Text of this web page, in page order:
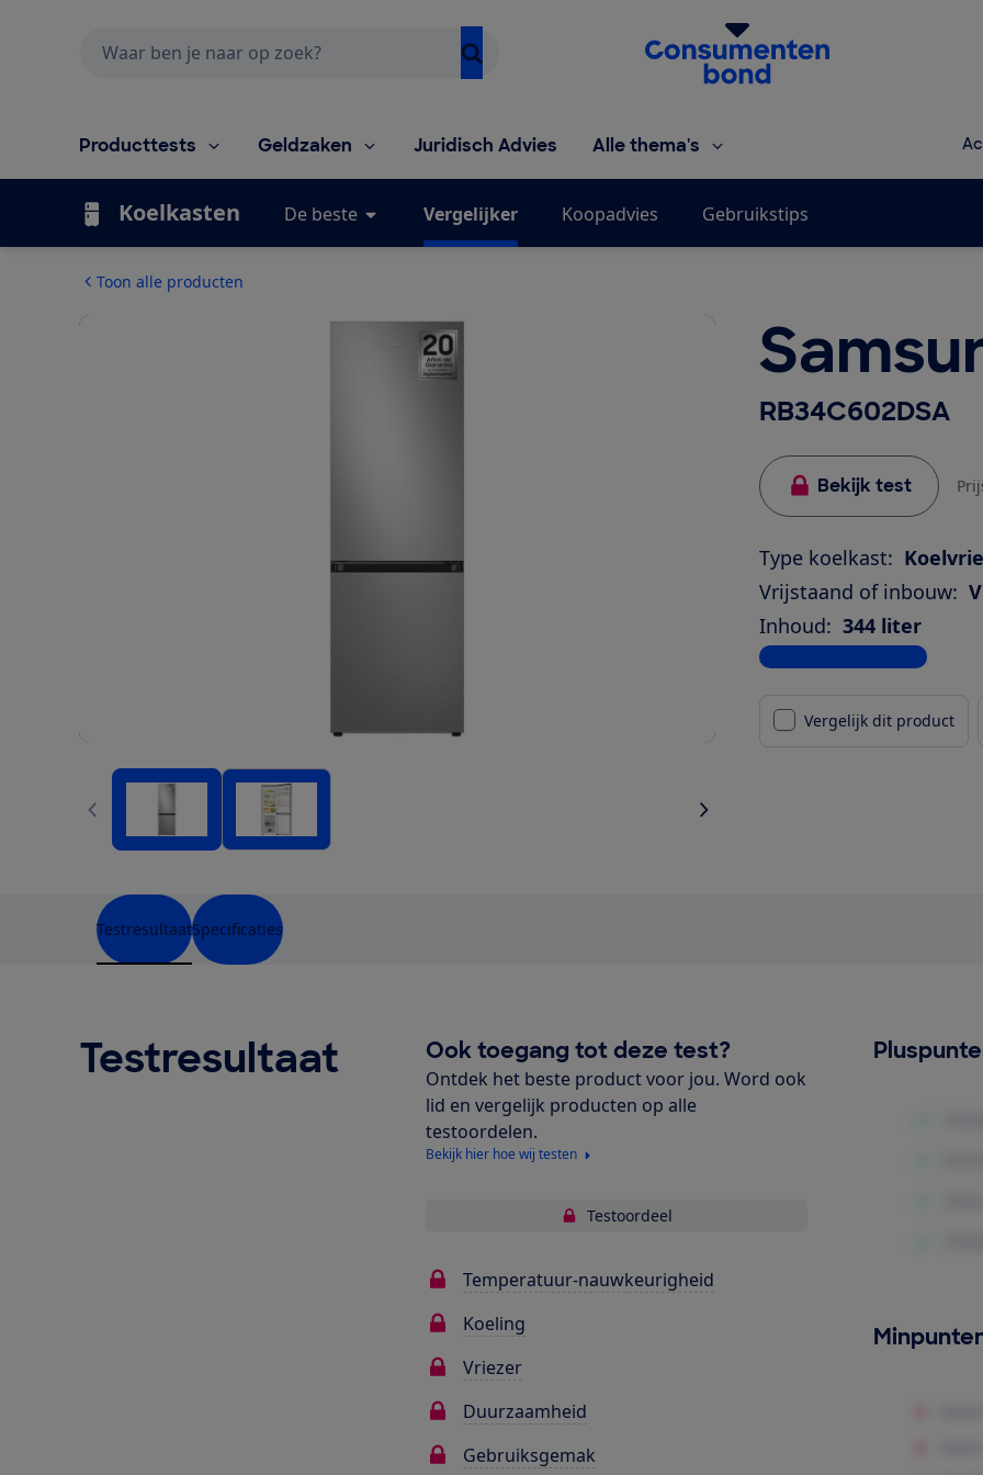
Homepage van de Consumentenbond
Producttests Geldzaken Juridisch Advies Alle thema's
Koelkasten De beste Vergelijker Koopadvies Gebruikstips
Toon alle producten
RB34C602DSA
Bekijk test
Type koelkast:
Vrijstaand of inbouw:
Inhoud: 344 liter
Bekijk alle specificaties
Vergelijk dit product
TestresultaatSpecificaties
Testresultaat Ook toegang tot deze test?
Ontdek het beste product voor jou. Word ook
lid en vergelijk producten op alle
testoordelen.
Bekijk hier hoe wij testen
Testoordeel
Temperatuur-nauwkeurigheid
Koeling
Vriezer
Duurzaamheid
Gebruiksgemak